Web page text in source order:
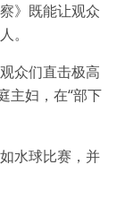
》既能让观众
。
众们直击极高
主妇，在“部下
水球比赛，并